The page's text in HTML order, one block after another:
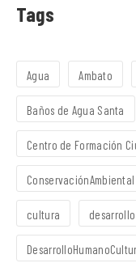
Tags
Agua Ambato
Baños de Agua Santa
Centro de Formación
ConservaciónAmbiental
cultura